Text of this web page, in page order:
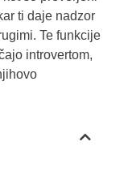
ti daje nadzor
Te funkcije
introvertom,